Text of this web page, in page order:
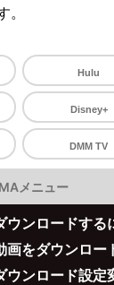
。
Hulu
Disney+
DMM TV
メニュー
ウンロードする
画をダウンロー
ウンロード設定